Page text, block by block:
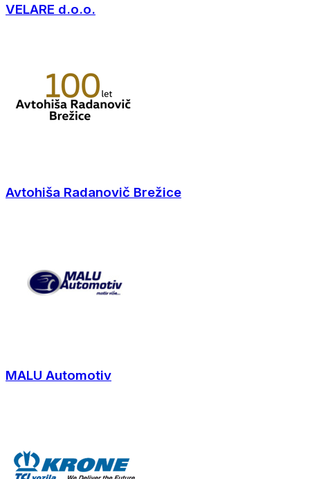
VELARE d.o.o.
Avtohiša Radanovič Brežice
MALU Automotiv